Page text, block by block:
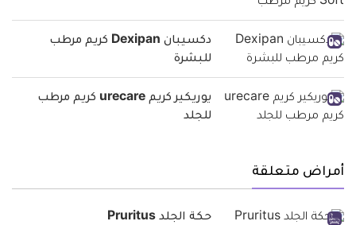
دكسيبان Dexipan كريم مرطب
للبشرة
يوريكير كريم urecare كريم مرطب
للجلد
أمراض متعلقة
حكة الجلد Pruritus